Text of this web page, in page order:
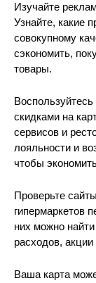
Изучайте
Узнайте, какие
совокупному
сэкономить,
товары.
скидками на
сервисов и
лояльности и
чтобы
Проверьте
гипермаркетов
них можно
расходов,
Ваша карта